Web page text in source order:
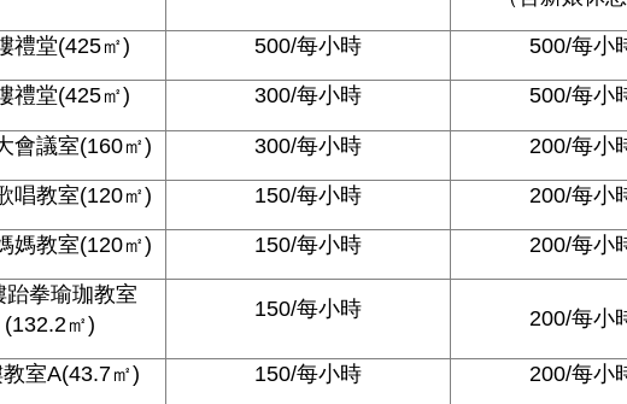
禮堂(425㎡) 500/每小時 500/每小
禮堂(425㎡) 300/每小時 500/每小
會議室(160㎡) 300/每小時 200/每小
唱教室(120㎡) 150/每小時 200/每小
媽教室(120㎡) 150/每小時 200/每小
跆拳瑜珈教室
(132.2㎡)
150/每小時 200/每小
教室A(43.7㎡) 150/每小時 200/每小